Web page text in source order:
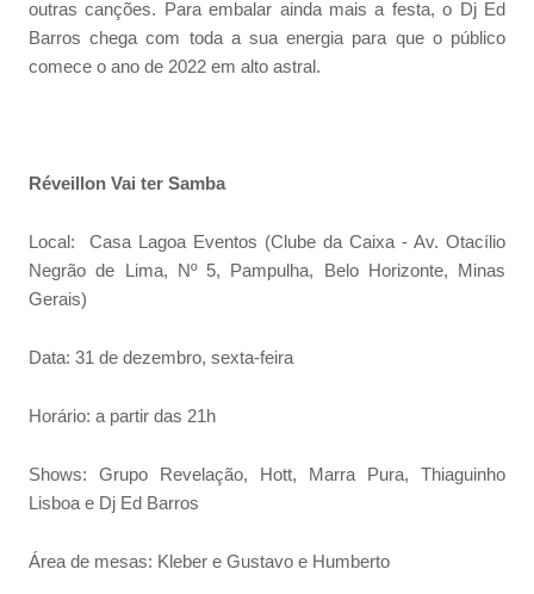
outras canções. Para embalar ainda mais a festa, o Dj Ed
Barros chega com toda a sua energia para que o público
comece o ano de 2022 em alto astral.
Réveillon Vai ter Samba
Local: Casa Lagoa Eventos (Clube da Caixa - Av. Otacílio
Negrão de Lima, Nº 5, Pampulha, Belo Horizonte, Minas
Gerais)
Data: 31 de dezembro, sexta-feira
Horário: a partir das 21h
Shows: Grupo Revelação, Hott, Marra Pura, Thiaguinho
Lisboa e Dj Ed Barros
Área de mesas: Kleber e Gustavo e Humberto